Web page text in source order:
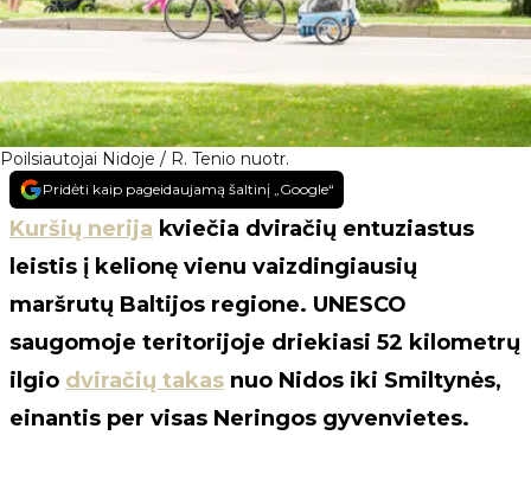
Poilsiautojai Nidoje / R. Tenio nuotr.
Pridėti kaip pageidaujamą šaltinį „Google“
Kuršių nerija kviečia dviračių entuziastus
leistis į kelionę vienu vaizdingiausių
maršrutų Baltijos regione. UNESCO
saugomoje teritorijoje driekiasi 52 kilometrų
ilgio dviračių takas nuo Nidos iki Smiltynės,
einantis per visas Neringos gyvenvietes.